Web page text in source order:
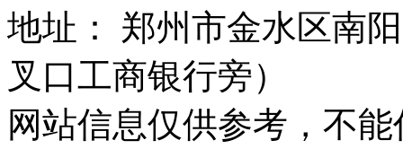
地址： 郑州市金水区南
叉口工商银行旁）
网站信息仅供参考，不